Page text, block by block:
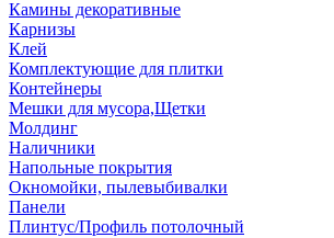
Камины декоративные
Карнизы
Клей
Комплектующие для плитки
Контейнеры
Мешки для мусора,Щетки
Молдинг
Наличники
Напольные покрытия
Окномойки, пылевыбивалки
Панели
Плинтус/Профиль потолочный